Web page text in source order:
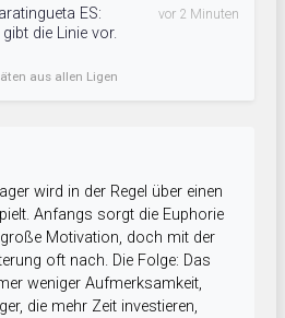
ES:
die Linie vor.
vor 2 Minuten
aus allen Ligen
wird in der Regel über einen
Anfangs sorgt die Euphorie
Motivation, doch mit der
oft nach. Die Folge: Das
weniger Aufmerksamkeit,
die mehr Zeit investieren,